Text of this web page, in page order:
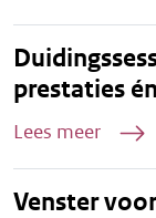
prestaties
Lees meer
Venster